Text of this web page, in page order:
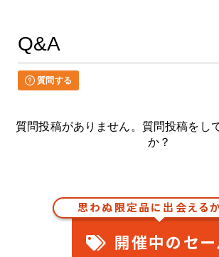
Q&A
質問する
質問投稿がありません。質問投稿をし
か？
思わぬ限定品に出会えるか
開催中のセー